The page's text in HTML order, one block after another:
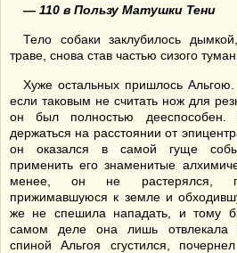
— 110 в Пользу Матушки Тени
Тело собаки заклубилось
траве, снова став частью сизого
Хуже остальных пришлось
если таковым не считать нож для
он был полностью дееспособен.
держаться на расстоянии от
он оказался в самой гуще
применить его знаменитые
менее, он не растерялся,
прижимавшуюся к земле и
же не спешила нападать, и тому
самом деле она лишь отвлекала
спиной Альгоя сгустился,